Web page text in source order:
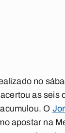
no
as seis
O
apostar na